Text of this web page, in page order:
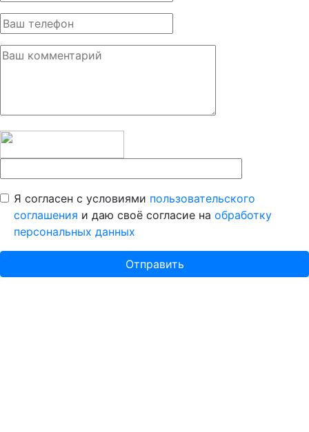
Я согласен с условиями пользовательского
соглашения и даю своё согласие на обработку
персональных данных